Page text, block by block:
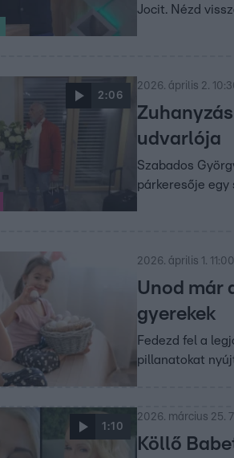
Jocit. Nézd
2:06
2026. április 2.
udvarlója
Szabados
párkeresője
2026. április 1. 11:00
Unod már
gyerekek
Fedezd fel a
pillanatokat
1:10
2026. március 25.
Köllő